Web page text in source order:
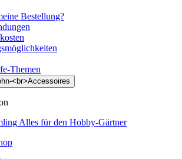
Bestellung?
Themen
Alles für den Hobby-Gärtner